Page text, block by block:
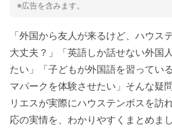
※広告を含みます。
「外国から友人が来るけど、ハウス
大丈夫？」「英語しか話せない外国
たい」「子どもが外国語を習ってい
マパークを体験させたい」そんな疑
リエスが実際にハウステンボスを訪
応の実情を、わかりやすくまとめま